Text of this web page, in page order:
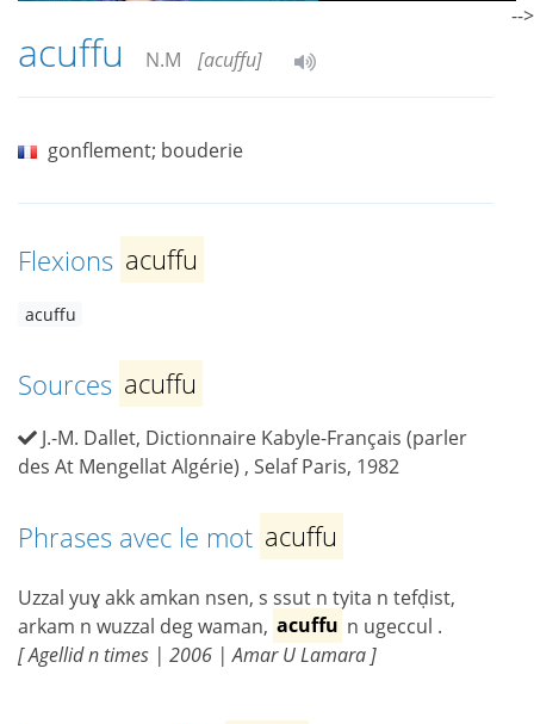
acuffu N.M [acuffu]
gonflement; bouderie
Flexions acuffu
acuffu
Sources acuffu
J.-M. Dallet, Dictionnaire Kabyle-Français (parler
des At Mengellat Algérie) , Selaf Paris, 1982
Phrases avec le mot acuffu
Uzzal yuɣ akk amkan nsen, s ssut n tyita n tefḍist,
arkam n wuzzal deg waman, acuffu n ugeccul .
[ Agellid n times | 2006 | Amar U Lamara ]
-->